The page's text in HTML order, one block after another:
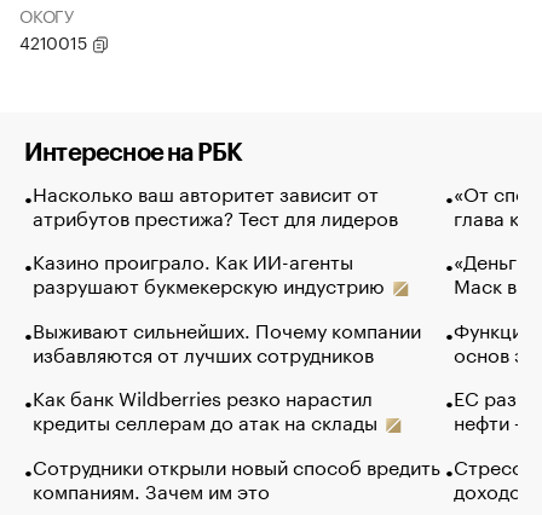
ОКОГУ
4210015
Интересное на РБК
Насколько ваш авторитет зависит от
атрибутов престижа? Тест для лидеров
Казино проиграло. Как ИИ-агенты
разрушают букмекерскую индустрию
Выживают сильнейших. Почему компании
избавляются от лучших сотрудников
Как банк Wildberries резко нарастил
кредиты селлерам до атак на склады
Сотрудники открыли новый способ вредить
компаниям. Зачем им это
«От
глава
«Деньги
Маск в
Функции
основ
ЕС
нефти —
Стресс
доходов